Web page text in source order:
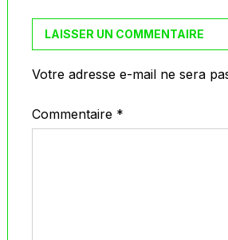
LAISSER UN COMMENTAIRE
Votre adresse e-mail ne sera
Commentaire *